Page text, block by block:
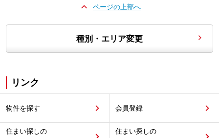
ページの上部へ
種別・エリア変更
リンク
物件を探す 会員登録
住まい探しの
住まい探しの